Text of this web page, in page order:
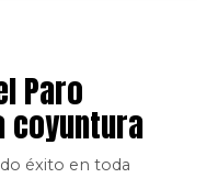
Paro
coyuntura
éxito en toda